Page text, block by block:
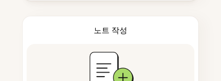
노트 작성